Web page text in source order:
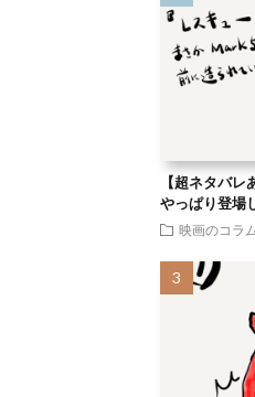
【超ネタバ
やっぱり登場
映画のコラム